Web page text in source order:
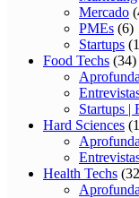
Mercado
PMEs (6)
Startups
Food Techs (34)
Startups |
Hard Sciences
Health Techs